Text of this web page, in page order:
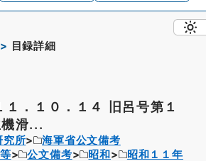
目録詳細
．１０．１４ 旧呂号第１
滑...
究所
海軍省公文備考
公文備考 昭和
昭和１１年